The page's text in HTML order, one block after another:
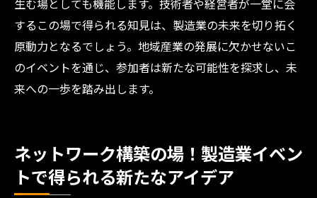
生む場としても機能します。技術者や経営者が一堂に会
するこの場で得られる知見は、製造業の未来を切り拓く
原動力となるでしょう。地域産業の発展に欠かせないこ
のイベントを通じ、参加者は新たな可能性を探求し、未
来への一歩を踏み出します。
ネットワーク構築の場！製造業イベン
トで得られる新たなアイデア